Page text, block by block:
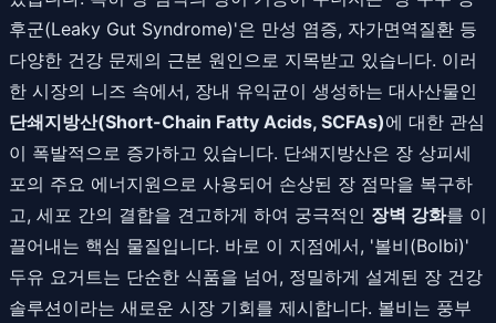
후군(Leaky Gut Syndrome)'은 만성 염증, 자가면역질환 등
다양한 건강 문제의 근본 원인으로 지목받고 있습니다. 이러
한 시장의 니즈 속에서, 장내 유익균이 생성하는 대사산물인
단쇄지방산(Short-Chain Fatty Acids, SCFAs)에 대한 관심
이 폭발적으로 증가하고 있습니다. 단쇄지방산은 장 상피세
포의 주요 에너지원으로 사용되어 손상된 장 점막을 복구하
고, 세포 간의 결합을 견고하게 하여 궁극적인 장벽 강화를 이
끌어내는 핵심 물질입니다. 바로 이 지점에서, '볼비(Bolbi)'
두유 요거트는 단순한 식품을 넘어, 정밀하게 설계된 장 건강
솔루션이라는 새로운 시장 기회를 제시합니다. 볼비는 풍부